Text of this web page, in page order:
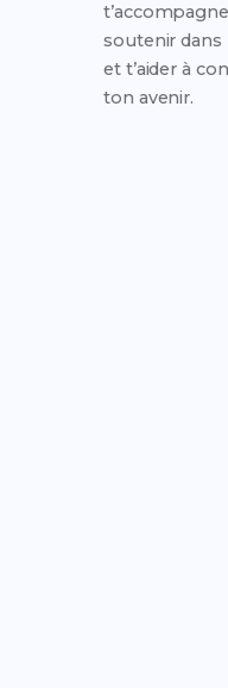
soutenir
et t’aider à
ton avenir.